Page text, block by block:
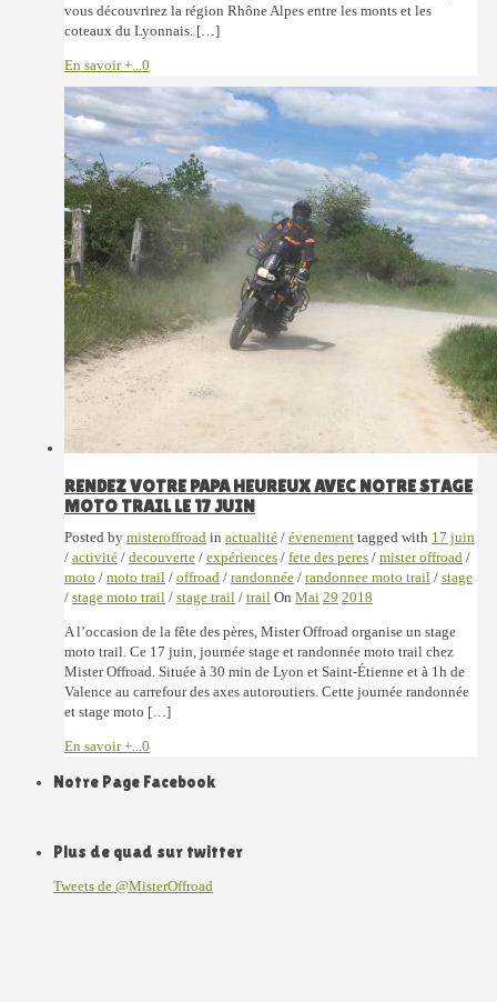
vous découvrirez la région Rhône Alpes entre les monts et les
coteaux du Lyonnais. […]
En savoir +...0
RENDEZ VOTRE PAPA HEUREUX AVEC NOTRE STAGE
MOTO TRAIL LE 17 JUIN
Posted by misteroffroad in actualité / évenement tagged with 17 juin
/ activité / decouverte / expériences / fete des peres / mister offroad /
moto / moto trail / offroad / randonnée / randonnee moto trail / stage
/ stage moto trail / stage trail / trail On Mai 29 2018
A l’occasion de la fête des pères, Mister Offroad organise un stage
moto trail. Ce 17 juin, journée stage et randonnée moto trail chez
Mister Offroad. Située à 30 min de Lyon et Saint-Étienne et à 1h de
Valence au carrefour des axes autoroutiers. Cette journée randonnée
et stage moto […]
En savoir +...0
Notre Page Facebook
Plus de quad sur twitter
Tweets de @MisterOffroad